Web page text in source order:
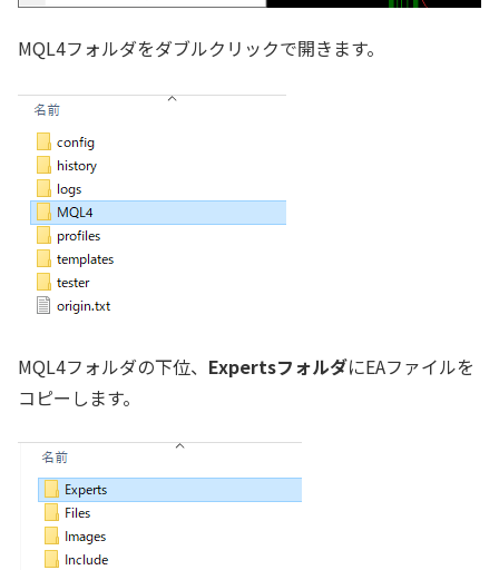
MQL4フォルダをダブルクリックで開きます。
MQL4フォルダの下位、 ExpertsフォルダにEAファイルを
コピーします。